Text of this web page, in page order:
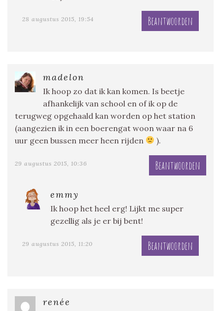
28 augustus 2015, 19:54 Beantwoorden
madelon
Ik hoop zo dat ik kan komen. Is beetje
afhankelijk van school en of ik op de
terugweg opgehaald kan worden op het station
(aangezien ik in een boerengat woon waar na 6
uur geen bussen meer heen rijden
).
29 augustus 2015, 10:36 Beantwoorden
emmy
Ik hoop het heel erg! Lijkt me super
gezellig als je er bij bent!
29 augustus 2015, 11:20 Beantwoorden
renée